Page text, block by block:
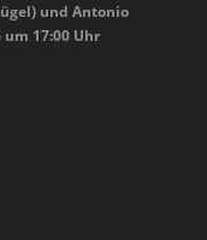
und Antonio
17:00 Uhr